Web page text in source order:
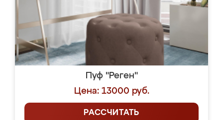
Пуф "Реген"
Цена: 13000 руб.
РАССЧИТАТЬ